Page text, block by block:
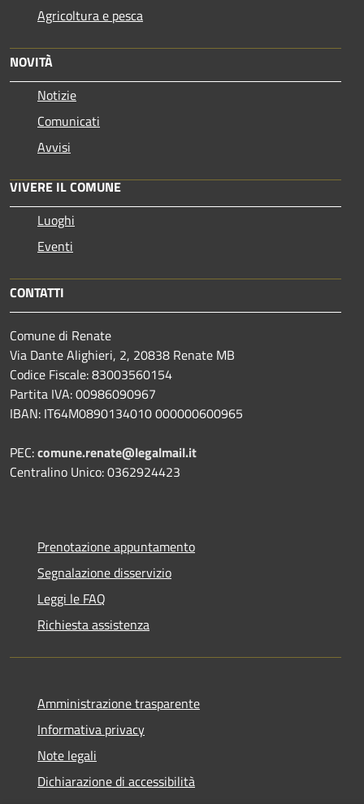
Agricoltura e pesca
NOVITÀ
Notizie
Comunicati
Avvisi
VIVERE IL COMUNE
Luoghi
Eventi
CONTATTI
Comune di Renate
Via Dante Alighieri, 2, 20838 Renate MB
Codice Fiscale: 83003560154
Partita IVA: 00986090967
IBAN: IT64M0890134010 000000600965
PEC:comune.renate@legalmail.it
Centralino Unico: 0362924423
Prenotazione appuntamento
Segnalazione disservizio
Leggi le FAQ
Richiesta assistenza
Amministrazione trasparente
Informativa privacy
Note legali
Dichiarazione di accessibilità